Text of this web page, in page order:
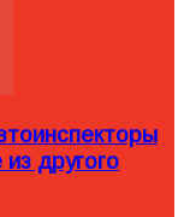
другого